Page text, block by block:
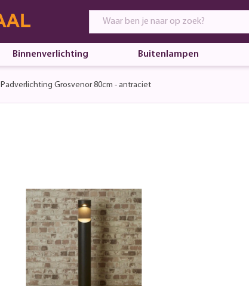
Binnenverlichting Buitenlampen
Padverlichting Grosvenor 80cm - antraciet